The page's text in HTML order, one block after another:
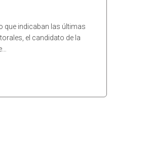
que indicaban las últimas
el candidato de la